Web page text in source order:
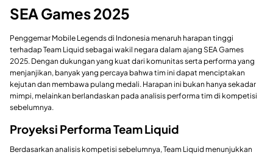
SEA Games 2025
Penggemar Mobile Legends di Indonesia menaruh harapan tinggi
terhadap Team Liquid sebagai wakil negara dalam ajang SEA Games
2025. Dengan dukungan yang kuat dari komunitas serta performa yang
menjanjikan, banyak yang percaya bahwa tim ini dapat menciptakan
kejutan dan membawa pulang medali. Harapan ini bukan hanya sekadar
mimpi, melainkan berlandaskan pada analisis performa tim di kompetisi
sebelumnya.
Proyeksi Performa Team Liquid
Berdasarkan analisis kompetisi sebelumnya, Team Liquid menunjukkan